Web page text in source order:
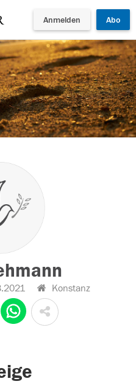
Anmelden Abo
Konstanz